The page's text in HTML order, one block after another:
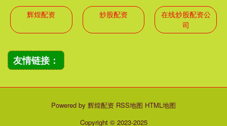
辉煌配资 炒股配资
在线炒股配资公
司
友情链接：
Powered by 辉煌配资 RSS地图 HTML地图
Copyright © 2023-2025